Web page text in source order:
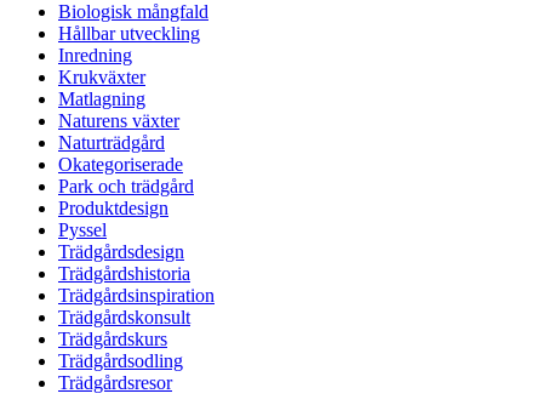
Biologisk mångfald
Hållbar utveckling
Inredning
Krukväxter
Matlagning
Naturens växter
Naturträdgård
Okategoriserade
Park och trädgård
Produktdesign
Pyssel
Trädgårdsdesign
Trädgårdshistoria
Trädgårdsinspiration
Trädgårdskonsult
Trädgårdskurs
Trädgårdsodling
Trädgårdsresor